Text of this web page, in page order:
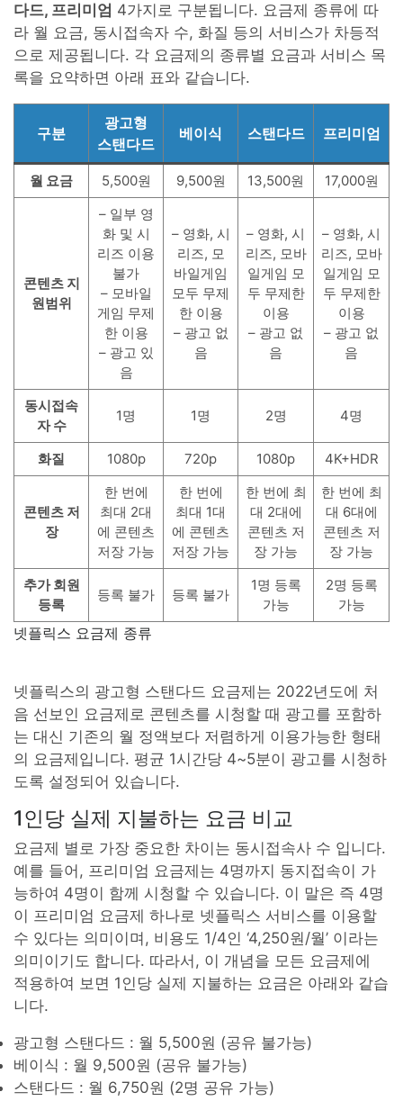
다드, 프리미엄 4가지로 구분됩니다. 요금제 종류에 따
라 월 요금, 동시접속자 수, 화질 등의 서비스가 차등적
으로 제공됩니다. 각 요금제의 종류별 요금과 서비스 목
록을 요약하면 아래 표와 같습니다.
구분
광고형
스탠다드
베이식 스탠다드 프리미엄
월 요금 5,500원 9,500원 13,500원 17,000원
콘텐츠 지
원범위
– 일부 영
화 및 시
리즈 이용
불가
– 모바일
게임 무제
한 이용
– 광고 있
음
– 영화, 시
리즈, 모
바일게임
모두 무제
한 이용
– 광고 없
음
– 영화, 시
리즈, 모바
일게임 모
두 무제한
이용
– 광고 없
음
– 영화, 시
리즈, 모바
일게임 모
두 무제한
이용
– 광고 없
음
동시접속
자 수
1명 1명 2명 4명
화질 1080p 720p 1080p 4K+HDR
콘텐츠 저
장
한 번에
최대 2대
에 콘텐츠
저장 가능
한 번에
최대 1대
에 콘텐츠
저장 가능
한 번에 최
대 2대에
콘텐츠 저
장 가능
한 번에 최
대 6대에
콘텐츠 저
장 가능
추가 회원
등록
등록 불가 등록 불가
1명 등록
가능
2명 등록
가능
넷플릭스 요금제 종류
넷플릭스의 광고형 스탠다드 요금제는 2022년도에 처
음 선보인 요금제로 콘텐츠를 시청할 때 광고를 포함하
는 대신 기존의 월 정액보다 저렴하게 이용가능한 형태
의 요금제입니다. 평균 1시간당 4~5분이 광고를 시청하
도록 설정되어 있습니다.
1인당 실제 지불하는 요금 비교
요금제 별로 가장 중요한 차이는 동시접속사 수 입니다.
예를 들어, 프리미엄 요금제는 4명까지 동지접속이 가
능하여 4명이 함께 시청할 수 있습니다. 이 말은 즉 4명
이 프리미엄 요금제 하나로 넷플릭스 서비스를 이용할
수 있다는 의미이며, 비용도 1/4인 ‘4,250원/월’ 이라는
의미이기도 합니다. 따라서, 이 개념을 모든 요금제에
적용하여 보면 1인당 실제 지불하는 요금은 아래와 같습
니다.
광고형 스탠다드 : 월 5,500원 (공유 불가능)
베이식 : 월 9,500원 (공유 불가능)
스탠다드 : 월 6,750원 (2명 공유 가능)